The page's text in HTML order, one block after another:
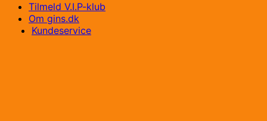
Tilmeld V.I.P-klub
Om gins.dk
Kundeservice